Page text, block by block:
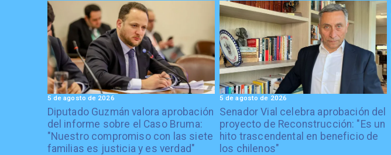
Diputado Guzmán valora aprobación
del informe sobre el Caso Bruma:
"Nuestro compromiso con las siete
familias es justicia y es verdad"
5 de agosto de 2026
Senador Vial celebra aprobación del
proyecto de Reconstrucción: "Es un
hito trascendental en beneficio de
los chilenos"
5 de agosto de 2026